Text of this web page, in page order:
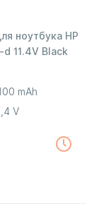
ноутбука HP
11.4V Black
mAh
V